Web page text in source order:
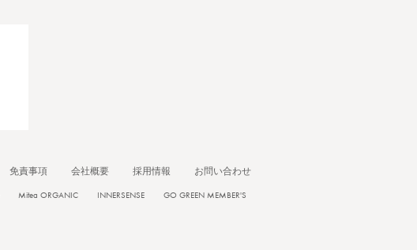
免責事項 会社概要 採用情報 お問い合わせ
Mitea ORGANIC INNERSENSE GO GREEN MEMBER'S